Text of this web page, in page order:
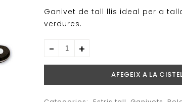
Ganivet de tall llis ideal per a
verdures.
AFEGEIX A LA